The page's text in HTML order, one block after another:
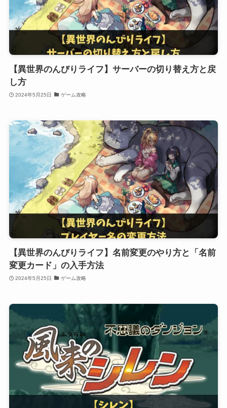
【異世界のんびりライフ】サーバーの切り替え方と戻
し方
2024年5月25日 ゲーム攻略
【異世界のんびりライフ】名前変更のやり方と「名前
変更カード」の入手方法
2024年5月25日 ゲーム攻略